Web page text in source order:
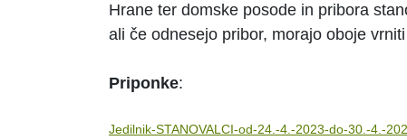
Hrane ter domske posode in pribora
ali če odnesejo pribor, morajo oboje
Priponke:
Jedilnik-STANOVALCI-od-24.-4.-2023-do-30.-4.-